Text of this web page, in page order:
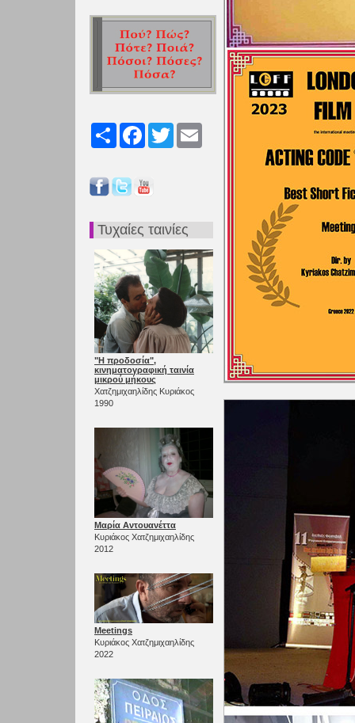
Share FacebookTwitter
Τυχαίες ταινίες
"Η προδοσία",
κινηματογραφική ταινία
μικρού μήκους
Χατζημιχαηλίδης Κυριάκος
1990
Μαρία Αντουανέττα
Κυριάκος Χατζημιχαηλίδης
2012
Meetings
Κυριάκος Χατζημιχαηλίδης
2022